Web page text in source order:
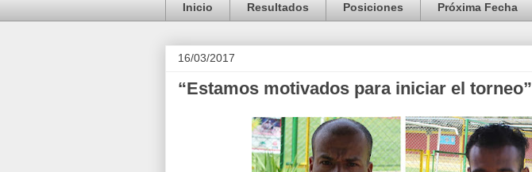
Inicio Resultados Posiciones Próxima Fecha
16/03/2017
“Estamos motivados para iniciar el torneo”